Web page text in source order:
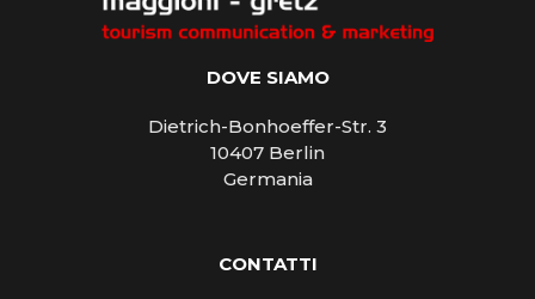
DOVE SIAMO
Dietrich-Bonhoeffer-Str. 3
10407 Berlin
Germania
CONTATTI